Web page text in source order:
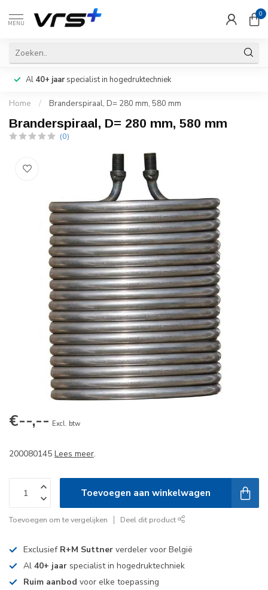
MENU
0
Al 40+ jaarspecialist in hogedruktechniek
Home / Branderspiraal, D= 280 mm, 580 mm
Branderspiraal, D= 280 mm, 580 mm
(0)
€--,-- Excl. btw
200080145 Lees meer.
Toevoegen aan winkelwagen
Toevoegen om te vergelijken Deel dit product
Exclusief R+M Suttner verdeler voor België
Al 40+ jaar specialist in hogedruktechniek
Ruim aanbod voor elke toepassing